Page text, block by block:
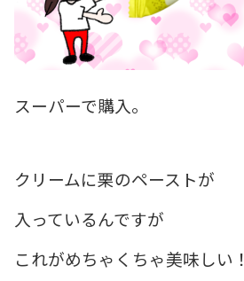
スーパーで購入。
クリームに栗のペーストが
入っているんですが
これがめちゃくちゃ美味しい！